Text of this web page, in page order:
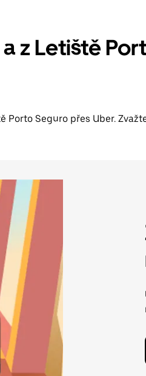
z Letiště
Porto Seguro přes Uber.